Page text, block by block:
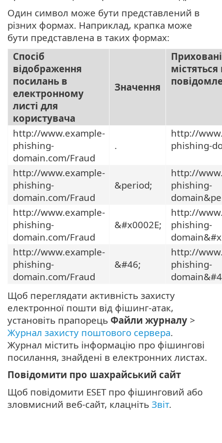
Один символ може бути представлений в
різних формах. Наприклад, крапка може
бути представлена в таких формах:
Спосіб
відображення
посилань в
електронному
листі для
користувача
Значення
містяться
http://www.example-
phishing-
domain.com/Fraud
.
http://
phishing-
http://www.example-
phishing-
domain.com/Fraud
&period;
http://
phishing-
http://www.example-
phishing-
domain.com/Fraud
&#x0002E;
http://
phishing-
http://www.example-
phishing-
domain.com/Fraud
&#46;
http://
phishing-
Щоб переглядати активність захисту
електронної пошти від фішинг-атак,
установіть прапорець Файли журналу >
Журнал захисту поштового сервера.
Журнал містить інформацію про фішингові
посилання, знайдені в електронних листах.
Повідомити про шахрайський сайт
Щоб повідомити ESET про фішинговий або
зловмисний веб-сайт, клацніть Звіт.